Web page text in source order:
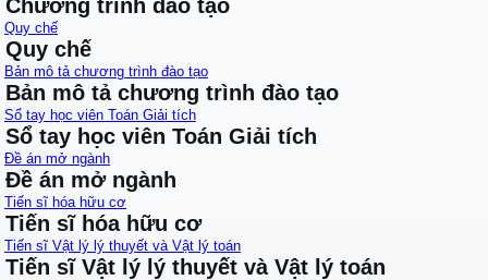
Chương trình đào tạo
Quy chế
Quy chế
Bản mô tả chương trình đào tạo
Bản mô tả chương trình đào tạo
Sổ tay học viên Toán Giải tích
Sổ tay học viên Toán Giải tích
Đề án mở ngành
Đề án mở ngành
Tiến sĩ hóa hữu cơ
Tiến sĩ hóa hữu cơ
Tiến sĩ Vật lý lý thuyết và Vật lý toán
Tiến sĩ Vật lý lý thuyết và Vật lý toán